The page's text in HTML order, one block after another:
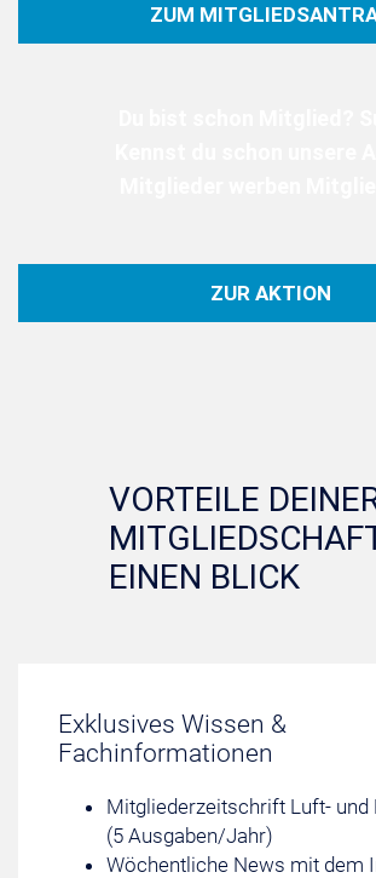
ZUM
ZUR AKTION
VORTEILE
EINEN BLICK
Exklusives Wissen &
Fachinformationen
Mitgliederzeitschrift Luft- und
(5 Ausgaben/Jahr)
Wöchentliche News mit dem